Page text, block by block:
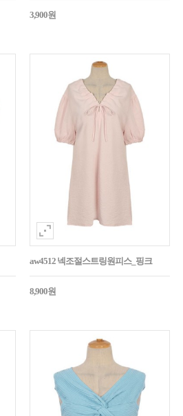
3,900원
aw4512 넥조절스트링원피스_핑크
8,900원